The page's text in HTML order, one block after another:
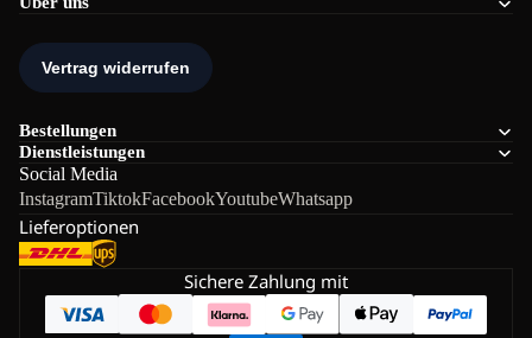
Bestellungen
Dienstleistungen
Social Media
InstagramTiktokFacebookYoutubeWhatsapp
Lieferoptionen
Sichere Zahlung mit